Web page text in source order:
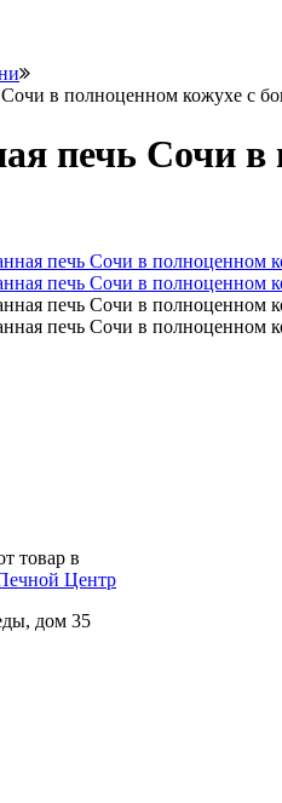
Сочи в полноценном кожухе с
печь Сочи
товар в
Центр
дом 35